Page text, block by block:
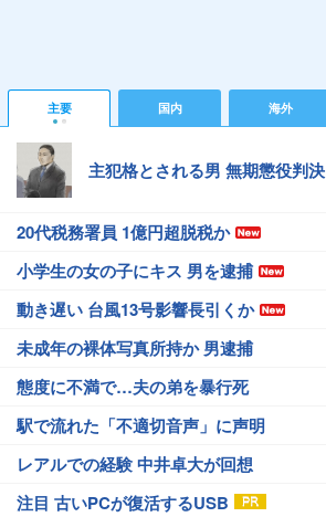
主要 国内 海外
主犯格とされる男 無期懲役判決
20代税務署員 1億円超脱税か
小学生の女の子にキス 男を逮捕
動き遅い 台風13号影響長引くか
未成年の裸体写真所持か 男逮捕
態度に不満で…夫の弟を暴行死
駅で流れた「不適切音声」に声明
レアルでの経験 中井卓大が回想
注目 古いPCが復活するUSB